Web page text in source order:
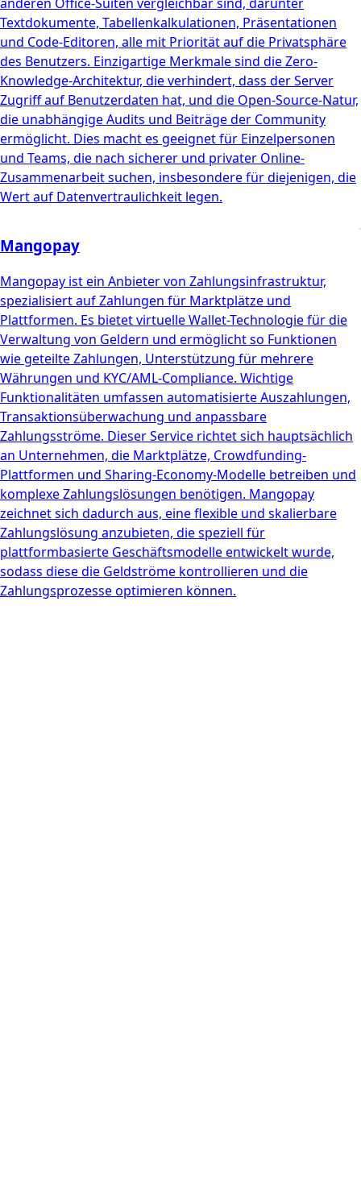
Textdokumente, Tabellenkalkulationen, Präsentationen
und Code-Editoren, alle mit Priorität auf die Privatsphäre
des Benutzers. Einzigartige Merkmale sind die Zero-
Knowledge-Architektur, die verhindert, dass der Server
Zugriff auf Benutzerdaten hat, und die Open-Source-Natur,
die unabhängige Audits und Beiträge der Community
ermöglicht. Dies macht es geeignet für Einzelpersonen
und Teams, die nach sicherer und privater Online-
Zusammenarbeit suchen, insbesondere für diejenigen, die
Wert auf Datenvertraulichkeit legen.
Mangopay
Mangopay ist ein Anbieter von Zahlungsinfrastruktur,
spezialisiert auf Zahlungen für Marktplätze und
Plattformen. Es bietet virtuelle Wallet-Technologie für die
Verwaltung von Geldern und ermöglicht so Funktionen
wie geteilte Zahlungen, Unterstützung für mehrere
Währungen und KYC/AML-Compliance. Wichtige
Funktionalitäten umfassen automatisierte Auszahlungen,
Transaktionsüberwachung und anpassbare
Zahlungsströme. Dieser Service richtet sich hauptsächlich
an Unternehmen, die Marktplätze, Crowdfunding-
Plattformen und Sharing-Economy-Modelle betreiben und
komplexe Zahlungslösungen benötigen. Mangopay
zeichnet sich dadurch aus, eine flexible und skalierbare
Zahlungslösung anzubieten, die speziell für
plattformbasierte Geschäftsmodelle entwickelt wurde,
sodass diese die Geldströme kontrollieren und die
Zahlungsprozesse optimieren können.